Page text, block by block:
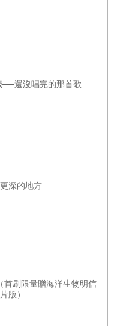
潭有龍——
九世紀的《彰化縣誌》
龍池是堪輿上的術語，
士因此將日月潭稱為
思了。要是沒見過日月
沼澤上吧！寂寞的霧籠
日月潭自是大不相同。
月潭南側，有二龍山、
，簡直就像在爭奪某
靈，其中有位最高祖靈
之源頭；邵族的女巫師被
──還沒唱完的那首歌
深的地方
首刷限量贈海洋生物明信
片版）